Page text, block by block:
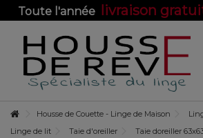
Toute l'année livraison
Housse de Couette - Linge de Maison
Linge de lit
Taie d'oreiller Taie doreiller